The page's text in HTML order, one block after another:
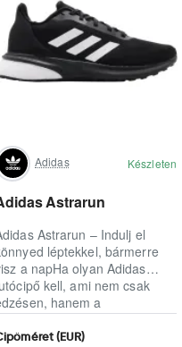
Adidas Készleten
Astrarun
Astrarun – Indulj el
léptekkel, bármerre
a napHa olyan Adidas
kell, ami nem csak
hanem a
is kénye..
(EUR)